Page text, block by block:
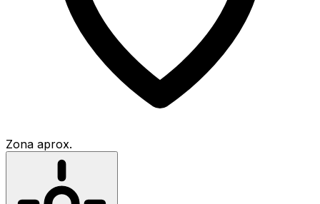
Zona aprox.